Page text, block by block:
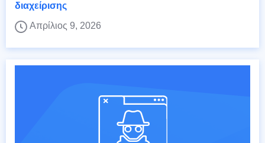
διαχείρισης
Απρίλιος 9, 2026